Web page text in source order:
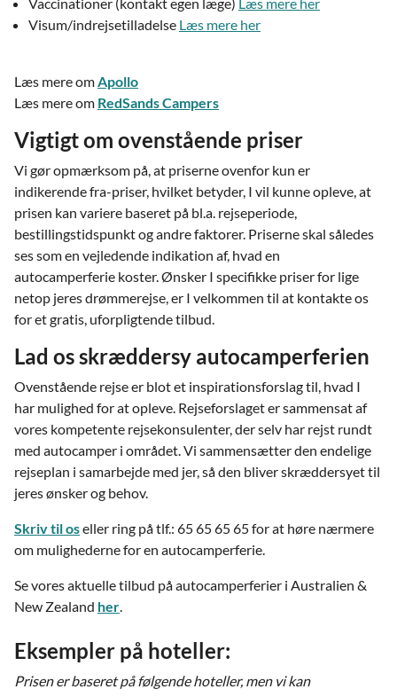
Visum/indrejsetilladelse Læs mere her
Læs mere omApollo
Læs mere om RedSands Campers
Vigtigt om ovenstående priser
Vi gør opmærksom på, at priserne ovenfor kun er
indikerende fra-priser, hvilket betyder, I vil kunne opleve, at
prisen kan variere baseret på bl.a. rejseperiode,
bestillingstidspunkt og andre faktorer. Priserne skal således
ses som en vejledende indikation af, hvad en
autocamperferie koster. Ønsker I specifikke priser for lige
netop jeres drømmerejse, er I velkommen til at kontakte os
for et gratis, uforpligtende tilbud.
Lad os skræddersy autocamperferien
Ovenstående rejse er blot et inspirationsforslag til, hvad I
har mulighed for at opleve. Rejseforslaget er sammensat af
vores kompetente rejsekonsulenter, der selv har rejst rundt
med autocamper i området. Vi sammensætter den endelige
rejseplan i samarbejde med jer, så den bliver skræddersyet til
jeres ønsker og behov.
Skriv til oseller ring på tlf.: 65 65 65 65 for at høre nærmere
om mulighederne for en autocamperferie.
Se vores aktuelle tilbud på autocamperferier i Australien &
New Zealand her.
Eksempler på hoteller:
Prisen er baseret på følgende hoteller, men vi kan